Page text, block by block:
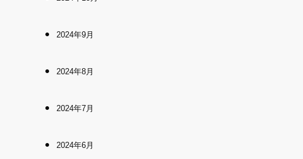
2024年9月
2024年8月
2024年7月
2024年6月